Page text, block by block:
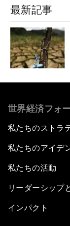
最新記事
世界経済フォ
私たちのストラ
私たちのアイデ
私たちの活動
リーダーシップ
インパクト